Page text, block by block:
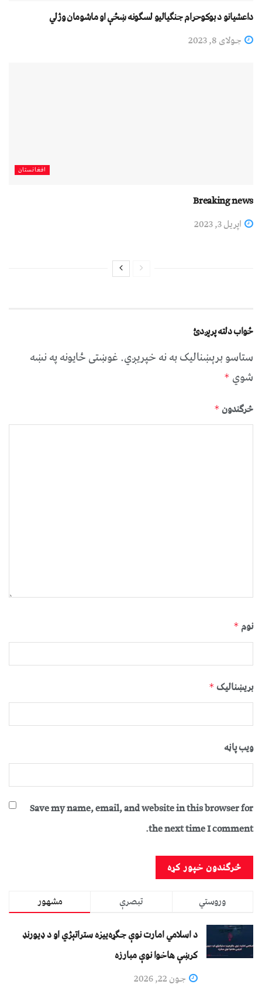
داعشيانو د بوکوحرام جنګیالیو لسګونه ښځې او ماشومان وژلي
جولای 8, 2023
افغانستان
Breaking news
اپریل 3, 2023
ځواب دلته پرېږدئ
ستاسو برېښناليک به نه خپريږي.غوښتى ځایونه په نښه
شوي *
څرگندون *
نوم *
بریښنالیک *
ویب پاڼه
Save my name, email, and website in this browser for
the next time I comment.
مشهور تبصرې
وروستي
د اسلامي امارت نوې جګړه‌ییزه ستراتېژي او د ډیورنډ
کرښې هاخوا نوې مبارزه
جون 22, 2026